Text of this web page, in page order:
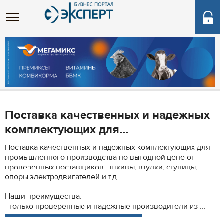
Поставка качественных и надежных
комплектующих для...
Поставка качественных и надежных комплектующих для
промышленного производства по выгодной цене от
проверенных поставщиков - шкивы, втулки, ступицы,
опоры электродвигателей и т.д.
Наши преимущества:
- только проверенные и надежные производители из ...